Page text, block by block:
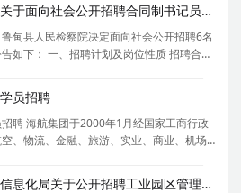
云南省鲁甸县人民检察院关于面向社会公开招聘合同制书记员的公告
甸县人民检察院决定面向社会公开招聘6名
如下： 一、招聘计划及岗位性质 招聘合同
的辅助工作研究生人才招聘。 二、招聘条
，遵纪守法，品
员招聘
聘 海航集团于2000年1月经国家工商行政
、物流、金融、旅游、实业、商业、机场
是海航集团旗下核心支柱产业集团，对旗
实施产业管理。公司
云南省大姚县经济贸易和信息化局关于公开招聘工业园区管理委员会